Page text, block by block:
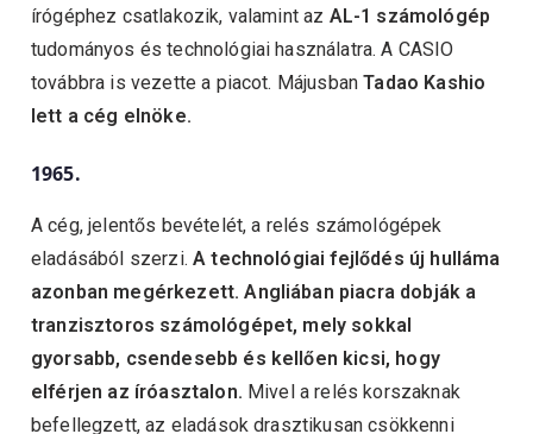
írógéphez csatlakozik, valamint az AL-1 számológép
tudományos és technológiai használatra. A CASIO
továbbra is vezette a piacot. MájusbanTadao Kashio
lett a cég elnöke.
1965.
A cég, jelentős bevételét, a relés számológépek
eladásából szerzi.A technológiai fejlődés új hulláma
azonban megérkezett. Angliában piacra dobják a
tranzisztoros számológépet, mely sokkal
gyorsabb, csendesebb és kellően kicsi, hogy
elférjen az íróasztalon. Mivel a relés korszaknak
befellegzett, az eladások drasztikusan csökkenni